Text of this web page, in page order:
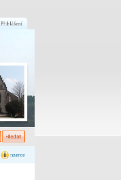
Přihlášení
nzerce